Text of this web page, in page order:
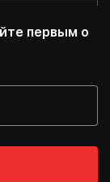
первым о